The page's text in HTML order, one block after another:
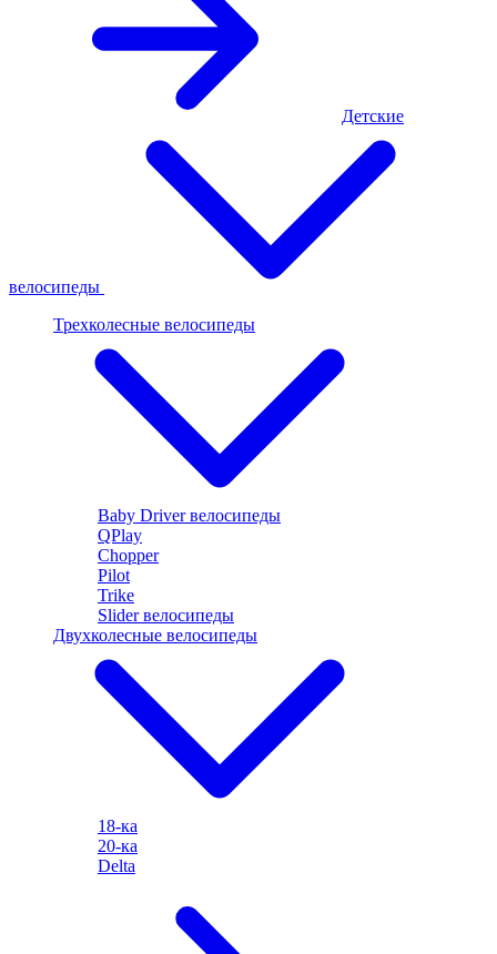
Детские
велосипеды
Трехколесные велосипеды
Baby Driver велосипеды
QPlay
Chopper
Pilot
Trike
Slider велосипеды
Двухколесные велосипеды
18-ка
20-ка
Delta